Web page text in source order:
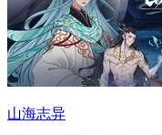
山海志异